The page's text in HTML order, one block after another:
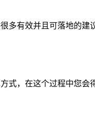
多有效并且可落地的建
式，在这个过程中您会